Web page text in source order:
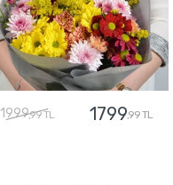
1999,99 TL 1799,99 TL